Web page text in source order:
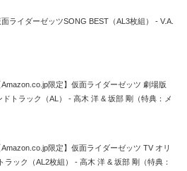
面ライダーゼッツSONG BEST（AL3枚組） - V.A.
Amazon.co.jp限定】仮面ライダーゼッツ 劇場版
ドトラック（AL） - 高木 洋 & 坂部 剛（特典：メ
Amazon.co.jp限定】仮面ライダーゼッツ TV オリ
ラック（AL2枚組） - 高木 洋 & 坂部 剛（特典：